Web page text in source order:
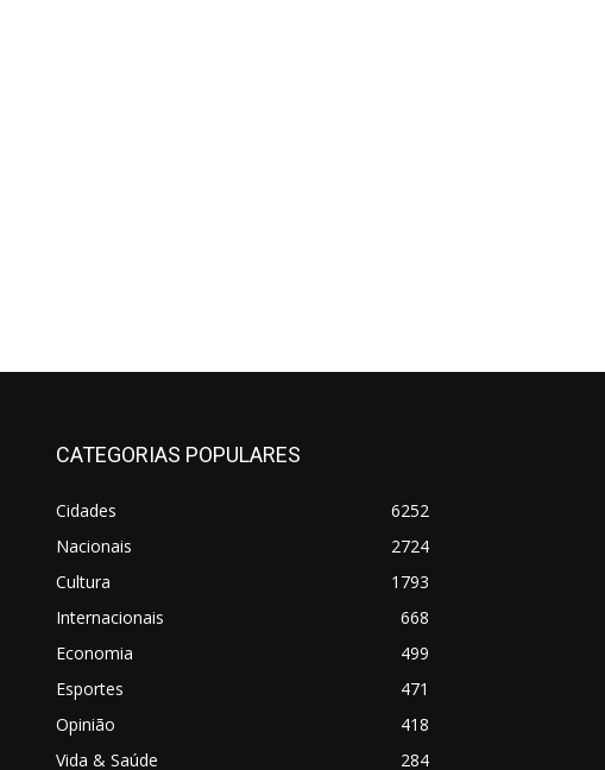
CATEGORIAS POPULARES
Cidades
6252
Nacionais
2724
Cultura
1793
Internacionais
668
Economia
499
Esportes
471
Opinião
418
Vida & Saúde
284